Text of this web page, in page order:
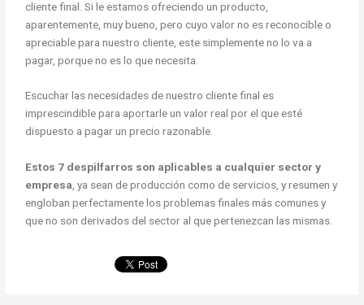
cliente final. Si le estamos ofreciendo un producto,
aparentemente, muy bueno, pero cuyo valor no es reconocible o
apreciable para nuestro cliente, este simplemente no lo va a
pagar, porque no es lo que necesita.
Escuchar las necesidades de nuestro cliente final es
imprescindible para aportarle un valor real por el que esté
dispuesto a pagar un precio razonable.
Estos 7 despilfarros son aplicables a cualquier sector y
empresa, ya sean de producción como de servicios, y resumen y
engloban perfectamente los problemas finales más comunes y
que no son derivados del sector al que pertenezcan las mismas.